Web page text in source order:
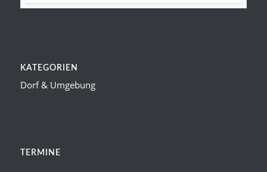
KATEGORIEN
Dorf & Umgebung
TERMINE